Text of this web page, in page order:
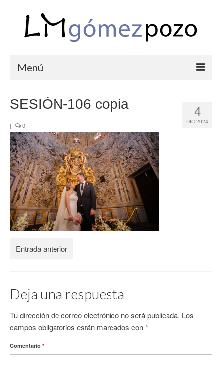
Menú
PORTFOLIO
COMUNIONES
CORPORATIVAS
SEMANA SANTA
BLOG
SOBRE LM
4
DIC 2024
SESIÓN-106 copia
| 0
Entrada anterior
Deja una respuesta
Tu dirección de correo electrónico no será publicada. Los
campos obligatorios están marcados con*
Comentario *